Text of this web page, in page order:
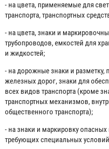
- на цвета, применяемые для
транспорта, транспортных
- на цвета, знаки и
трубопроводов, емкостей для
и жидкостей;
- на дорожные знаки и разметку,
железных дорог, знаки для
всех видов транспорта (кроме
транспортных механизмов,
общественного транспорта);
- на знаки и маркировку
требующих специальных